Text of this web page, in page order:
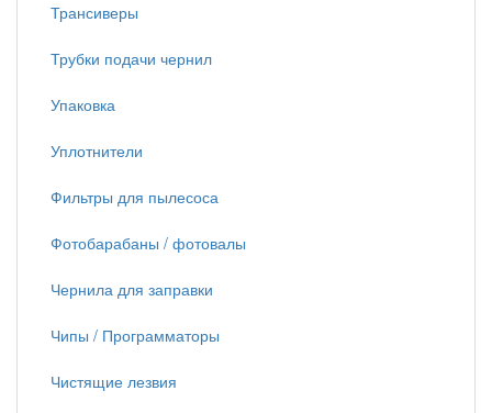
Трансиверы
Трубки подачи чернил
Упаковка
Уплотнители
Фильтры для пылесоса
Фотобарабаны / фотовалы
Чернила для заправки
Чипы / Программаторы
Чистящие лезвия